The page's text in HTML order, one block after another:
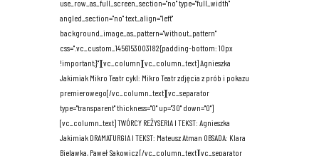
use_row_as_full_screen_section="no" type="full_width"
angled_section="no" text_align="left"
background_image_as_pattern="without_pattern"
css=".vc_custom_1456153003182{padding-bottom: 10px
!important;}"][vc_column][vc_column_text] Agnieszka
Jakimiak Mikro Teatr cykl: Mikro Teatr zdjęcia z prób i pokazu
premierowego[/vc_column_text][vc_separator
type="transparent" thickness="0" up="30" down="0"]
[vc_column_text] TWÓRCY REŻYSERIA I TEKST: Agnieszka
Jakimiak DRAMATURGIA I TEKST: Mateusz Atman OBSADA: Klara
Bielawka, Paweł Sakowicz [/vc_column_text][vc_separator